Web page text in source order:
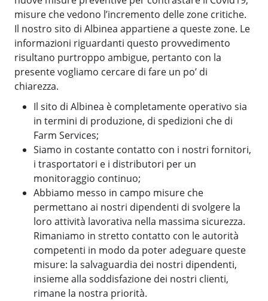
misure che vedono l’incremento delle zone critiche.
Il nostro sito di Albinea appartiene a queste zone. Le
informazioni riguardanti questo provvedimento
risultano purtroppo ambigue, pertanto con la
presente vogliamo cercare di fare un po’ di
chiarezza.
Il sito di Albinea è completamente operativo sia
in termini di produzione, di spedizioni che di
Farm Services;
Siamo in costante contatto con i nostri fornitori,
i trasportatori e i distributori per un
monitoraggio continuo;
Abbiamo messo in campo misure che
permettano ai nostri dipendenti di svolgere la
loro attività lavorativa nella massima sicurezza.
Rimaniamo in stretto contatto con le autorità
competenti in modo da poter adeguare queste
misure: la salvaguardia dei nostri dipendenti,
insieme alla soddisfazione dei nostri clienti,
rimane la nostra priorità.